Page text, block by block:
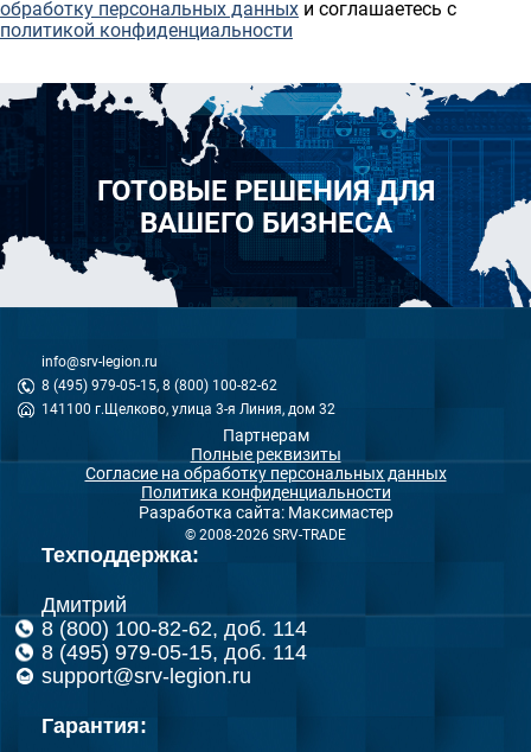
обработку персональных данных и соглашаетесь c
политикой конфиденциальности
ГОТОВЫЕ РЕШЕНИЯ ДЛЯ
ВАШЕГО БИЗНЕСА
info@srv-legion.ru
8 (495) 979-05-15, 8 (800) 100-82-62
141100 г.Щелково, улица 3-я Линия, дом 32
Партнерам
Полные реквизиты
Согласие на обработку персональных данных
Политика конфиденциальности
Разработка сайта: Максимастер
© 2008-2026 SRV-TRADE
Техподдержка:
Дмитрий
8 (800) 100-82-62, доб. 114
8 (495) 979-05-15, доб. 114
support@srv-legion.ru
Гарантия: